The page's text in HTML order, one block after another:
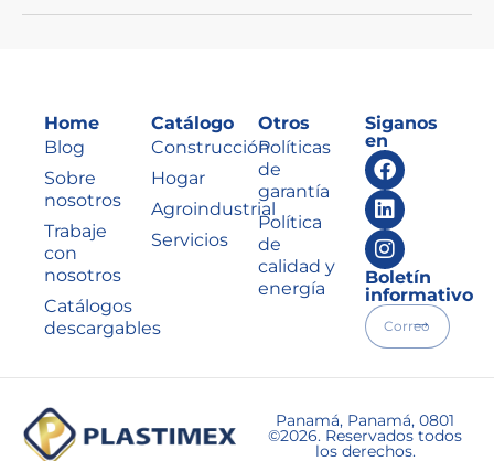
Home
Blog
Sobre
nosotros
Trabaje
con
nosotros
Catálogos
descargables
Catálogo
Construcción
Hogar
Agroindustrial
Servicios
Otros
Políticas
de
garantía
Política
de
calidad y
energía
Siganos
en
Boletín
informativo
Panamá, Panamá, 0801
©2026. Reservados todos
los derechos.